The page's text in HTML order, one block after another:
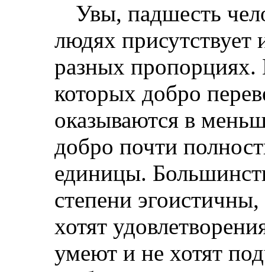
Увы, падшесть
людях
разных
которых добро
оказываются в
добро почти
единицы.
степени
хотят
умеют и не хотят